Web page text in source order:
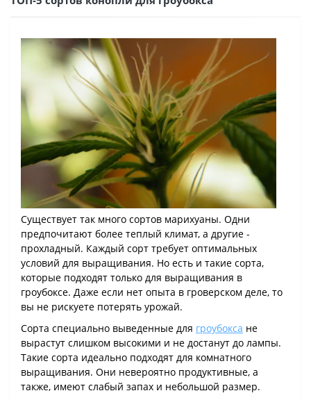
Существует так много сортов марихуаны. Одни
предпочитают более теплый климат, а другие -
прохладный. Каждый сорт требует оптимальных
условий для выращивания. Но есть и такие сорта,
которые подходят только для выращивания в
гроубоксе. Даже если нет опыта в гроверском деле, то
вы не рискуете потерять урожай.
Сорта специально выведенные для гроубокса не
вырастут слишком высокими и не достанут до лампы.
Такие сорта идеально подходят для комнатного
выращивания. Они невероятно продуктивные, а
также, имеют слабый запах и небольшой размер.